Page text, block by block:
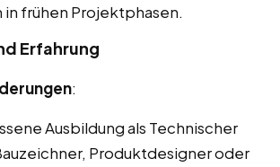
frühen Projektphasen.
Erfahrung
:
Ausbildung als Technischer
Produktdesigner oder